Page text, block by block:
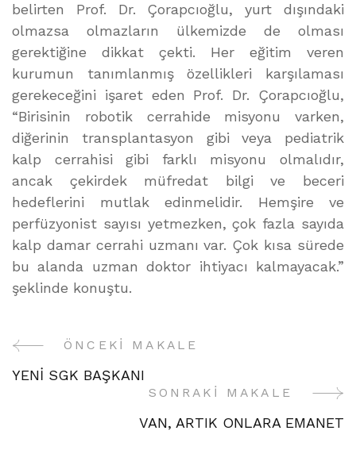
belirten Prof. Dr. Çorapcıoğlu, yurt dışındaki
olmazsa olmazların ülkemizde de olması
gerektiğine dikkat çekti. Her eğitim veren
kurumun tanımlanmış özellikleri karşılaması
gerekeceğini işaret eden Prof. Dr. Çorapcıoğlu,
“Birisinin robotik cerrahide misyonu varken,
diğerinin transplantasyon gibi veya pediatrik
kalp cerrahisi gibi farklı misyonu olmalıdır,
ancak çekirdek müfredat bilgi ve beceri
hedeflerini mutlak edinmelidir. Hemşire ve
perfüzyonist sayısı yetmezken, çok fazla sayıda
kalp damar cerrahi uzmanı var. Çok kısa sürede
bu alanda uzman doktor ihtiyacı kalmayacak.”
şeklinde konuştu.
YazıÖNCEKI MAKALE
YENİ SGK BAŞKANI
SONRAKI MAKALE
VAN, ARTIK ONLARA EMANET